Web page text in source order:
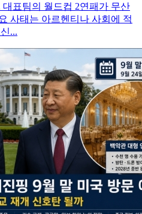
표팀의 월드컵 2연패가 무산
사태는 아르헨티나 사회에 적
...